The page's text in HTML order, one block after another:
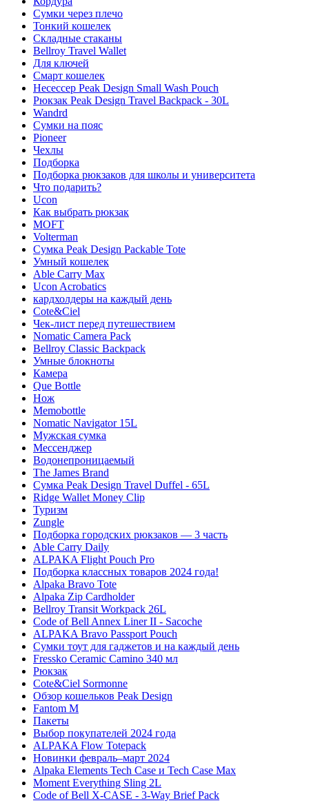
Сумки через плечо
Тонкий кошелек
Складные стаканы
Bellroy Travel Wallet
Для ключей
Смарт кошелек
Несессер Peak Design Small Wash Pouch
Рюкзак Peak Design Travel Backpack - 30L
Wandrd
Сумки на пояс
Pioneer
Чехлы
Подборка
Подборка рюкзаков для школы и университета
Что подарить?
Ucon
Как выбрать рюкзак
MOFT
Volterman
Сумка Peak Design Packable Tote
Умный кошелек
Able Carry Max
Ucon Acrobatics
кардхолдеры на каждый день
Cote&Ciel
Чек-лист перед путешествием
Nomatic Camera Pack
Bellroy Classic Backpack
Умные блокноты
Камера
Que Bottle
Нож
Memobottle
Nomatic Navigator 15L
Мужская сумка
Мессенджер
Водонепроницаемый
The James Brand
Сумка Peak Design Travel Duffel - 65L
Ridge Wallet Money Clip
Туризм
Zungle
Подборка городских рюкзаков — 3 часть
Able Carry Daily
ALPAKA Flight Pouch Pro
Подборка классных товаров 2024 года!
Alpaka Bravo Tote
Alpaka Zip Cardholder
Bellroy Transit Workpack 26L
Code of Bell Annex Liner II - Sacoche
ALPAKA Bravo Passport Pouch
Сумки тоут для гаджетов и на каждый день
Fressko Ceramic Camino 340 мл
Рюкзак
Cote&Ciel Sormonne
Обзор кошельков Peak Design
Fantom M
Пакеты
Выбор покупателей 2024 года
ALPAKA Flow Totepack
Новинки февраль–март 2024
Alpaka Elements Tech Case и Tech Case Max
Moment Everything Sling 2L
Code of Bell X-CASE - 3-Way Brief Pack